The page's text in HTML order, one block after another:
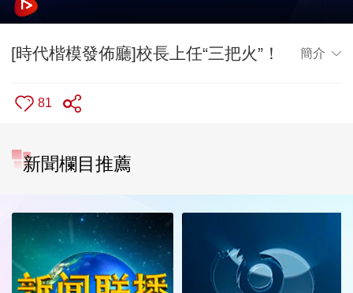
[時代楷模發佈廳]校長上任“三把火”！ 簡介
81
新聞欄目推薦